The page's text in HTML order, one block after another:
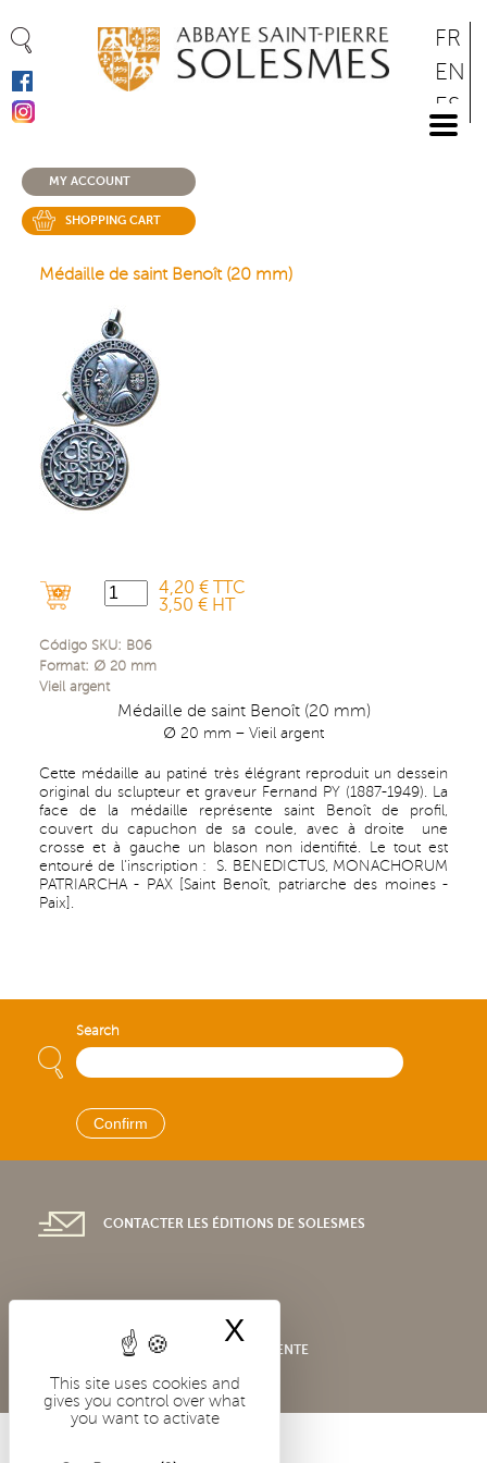
This site uses cookies and
gives you control over what
you want to activate
X
to
main
FR
EN
ES
DE
MY ACCOUNT
SHOPPING CART
Médaille de saint Benoît (20 mm)
4,20 € TTC
3,50 € HT
Código SKU: B06
Format: ∅ 20mm
Vieil argent
Médaille de saint Benoît (20 mm)
∅ 20 mm – Vieil argent
Cette médaille au patiné très élégrant reproduit un dessein
original du sclupteur et graveur Fernand PY (1887-1949). La
face de la médaille représente saint Benoît de profil,
couvert du capuchon de sa coule, avec à droite une
crosse et à gauche un blason non identifité. Le tout est
entouré de l'inscription : S. BENEDICTUS, MONACHORUM
PATRIARCHA - PAX [Saint Benoît, patriarche des moines -
Paix].
Search
CONTACTER LES ÉDITIONS DE SOLESMES
CONDITIONS GÉNÉRALES DE VENTE